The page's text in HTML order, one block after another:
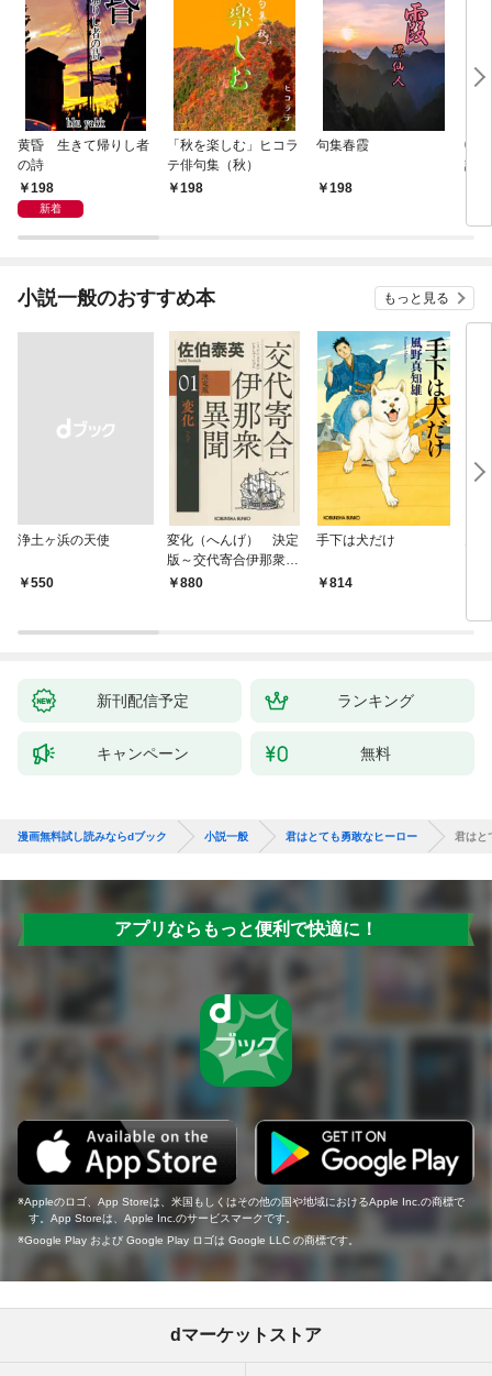
黄昏 生きて帰りし者
の詩
198
新着
「秋を楽しむ」ヒコラ
テ俳句集（秋）
198
句集春霞
198
0歳
記
小説一般のおすすめ本 もっと見る
浄土ヶ浜の天使
￥550
変化（へんげ） 決定
版～交代寄合伊那衆異
聞（1）～
880
手下は犬だけ
814
新刊配信予定 ランキング
キャンペーン 無料
漫画無料試し読みならdブック 小説一般 君はとても勇敢なヒーロー 君はと
アプリならもっと便利で快適に！
Appleのロゴ、App Storeは、米国もしくはその他の国や地域におけるApple Inc.の商標で
す。App Storeは、Apple Inc.のサービスマークです。
Google Play および Google Play ロゴは Google LLC の商標です。
dマーケットストア